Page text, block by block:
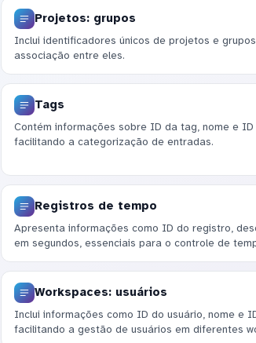
Projetos: grupos
Inclui identificadores únicos de projetos e
associação entre eles.
Tags
Contém informações sobre ID da tag, nome e
facilitando a categorização de entradas.
Registros de tempo
Apresenta informações como ID do registro,
em segundos, essenciais para o controle de
Workspaces: usuários
Inclui informações como ID do usuário, nome e
facilitando a gestão de usuários em diferentes